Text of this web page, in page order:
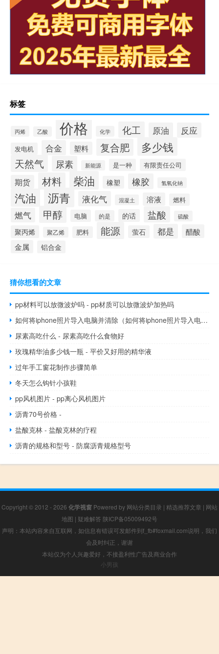
标签
丙烯 乙酸 价格 化学 化工 原油 反应
发电机 合金 塑料 复合肥 多少钱
天然气 尿素 新能源 是一种 有限责任公司
期货 材料 柴油 橡塑 橡胶 氢氧化钠
汽油 沥青 液化气 混凝土 溶液 燃料
燃气 甲醇 电脑 的是 的话 盐酸 硫酸
聚丙烯 聚乙烯 肥料 能源 萤石 都是 醋酸
金属 铝合金
猜你想看的文章
pp材料可以放微波炉吗 - pp材质可以放微波炉加热吗
如何将iphone照片导入电脑并清除（如何将iphone照片导入电脑）
尿素高吃什么 - 尿素高吃什么食物好
玫瑰精华油多少钱一瓶 - 平价又好用的精华液
过年手工窗花制作步骤简单
冬天怎么钩针小孩鞋
pp风机图片 - pp离心风机图片
沥青70号价格 -
盐酸克林 - 盐酸克林的疗程
沥青的规格和型号 - 防腐沥青规格型号
Copyright © 2012 - 2026 化学视窗 Powered by 网站分类目录 | 精选推荐文章 | 网站
地图 | 疑难解答 陕ICP备05009492号
声明：本站内容来自互联网，如信息有错误可发邮件到f_fb#foxmail.com说明，我们
会及时纠正，谢谢
本站仅为个人兴趣爱好，不接盈利性广告及商业合作
小男孩